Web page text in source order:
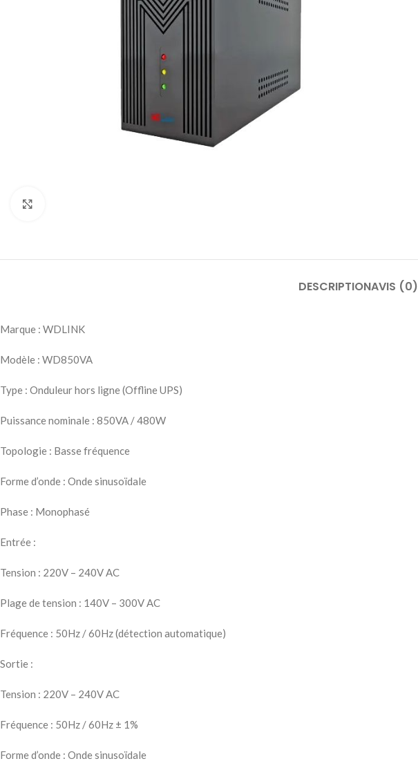
DESCRIPTIONAVIS (0)
Marque : WDLINK
Modèle : WD850VA
Type : Onduleur hors ligne (Offline UPS)
Puissance nominale : 850VA / 480W
Topologie : Basse fréquence
Forme d’onde : Onde sinusoïdale
Phase : Monophasé
Entrée :
Tension : 220V – 240V AC
Plage de tension : 140V – 300V AC
Fréquence : 50Hz / 60Hz (détection automatique)
Sortie :
Tension : 220V – 240V AC
Fréquence : 50Hz / 60Hz ± 1%
Forme d’onde : Onde sinusoïdale